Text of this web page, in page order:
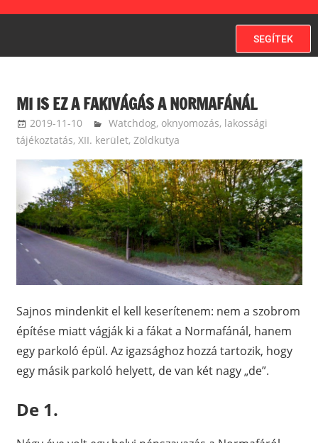
SEGÍTEK
MI IS EZ A FAKIVÁGÁS A NORMAFÁNÁL
2019-11-10 ketfarkukutya
Watchdog, oknyomozás, lakossági
tájékoztatás, XII. kerület, Zöldkutya
Sajnos mindenkit el kell keserítenem: nem a szobrom
építése miatt vágják ki a fákat a Normafánál, hanem
egy parkoló épül. Az igazsághoz hozzá tartozik, hogy
egy másik parkoló helyett, de van két nagy „de”.
De 1.